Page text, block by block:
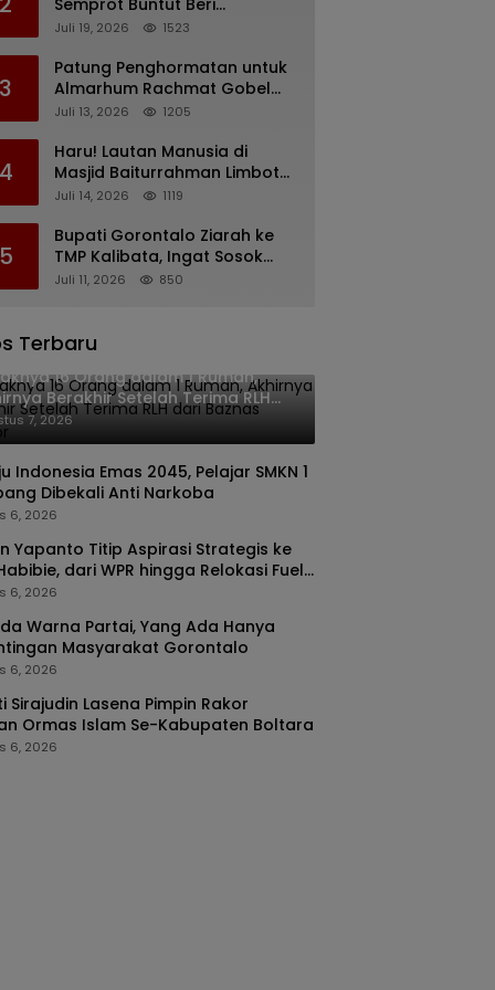
Semprot Buntut Beri
Pernyataan Soal Gaji CS
Nunggak
Juli 19, 2026 1523
3
Patung Penghormatan untuk
Almarhum Rachmat Gobel
Digagas, Ini Tiga Lokasi yang
Juli 13, 2026 1205
4
Haru! Lautan Manusia di
Masjid Baiturrahman Limboto,
Kirim Doa untuk Almarhum
Juli 14, 2026 1119
5
Bupati Gorontalo Ziarah ke
TMP Kalibata, Ingat Sosok
Rachmat Gobel
Juli 11, 2026 850
Terbaru
16 Orang dalam 1 Rumah,
Berakhir Setelah Terima RLH
Baznas Kabgor
7, 2026
Indonesia Emas 2045, Pelajar SMKN 1
Dibekali Anti Narkoba
6, 2026
Yapanto Titip Aspirasi Strategis ke
dari WPR hingga Relokasi Fuel
Pertamina
6, 2026
Warna Partai, Yang Ada Hanya
Masyarakat Gorontalo
6, 2026
Sirajudin Lasena Pimpin Rakor
Ormas Islam Se-Kabupaten Boltara
6, 2026